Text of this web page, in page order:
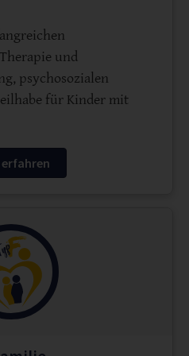
und
psychosozialen
für Kinder mit
erfahren